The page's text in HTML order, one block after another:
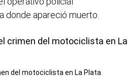
donde apareció muerto.
del motociclista en La Plata